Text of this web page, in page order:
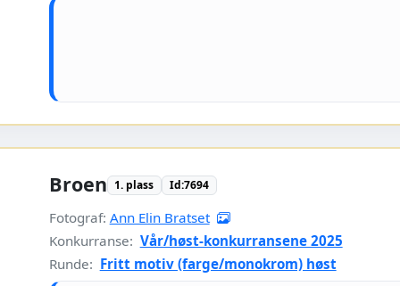
Broen 1. plass Id:7694
Fotograf: Ann Elin Bratset
Konkurranse: Vår/høst-konkurransene 2025
Runde: Fritt motiv (farge/monokrom) høst